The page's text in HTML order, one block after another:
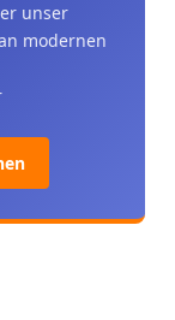
unser
modernen